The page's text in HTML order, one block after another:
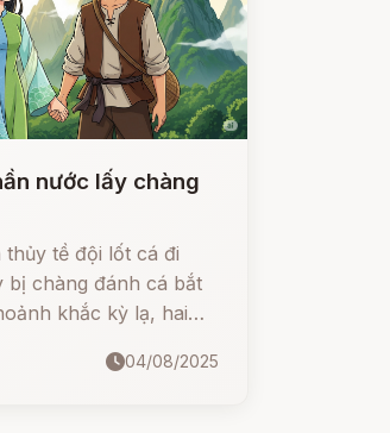
nước lấy chàng
tề đội lốt cá đi
bị chàng đánh cá bắt
khắc kỳ lạ, hai
hoang vắng, họ
04/08/2025